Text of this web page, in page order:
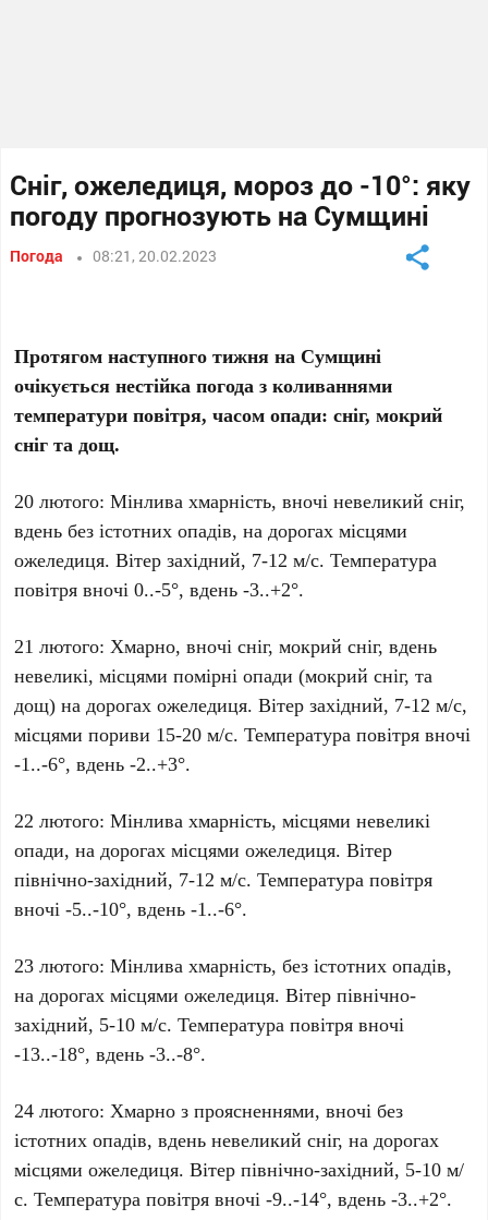
Сніг, ожеледиця, мороз до -10°: яку
погоду прогнозують на Сумщині
Погода 08:21, 20.02.2023
Протягом наступного тижня на Сумщині
очікується нестійка погода з коливаннями
температури повітря, часом опади: сніг, мокрий
сніг та дощ.
20 лютого: Мінлива хмарність, вночі невеликий сніг,
вдень без істотних опадів, на дорогах місцями
ожеледиця. Вітер західний, 7-12 м/с. Температура
повітря вночі 0..-5°, вдень -3..+2°.
21 лютого: Хмарно, вночі сніг, мокрий сніг, вдень
невеликі, місцями помірні опади (мокрий сніг, та
дощ) на дорогах ожеледиця. Вітер західний, 7-12 м/с,
місцями пориви 15-20 м/с. Температура повітря вночі
-1..-6°, вдень -2..+3°.
22 лютого: Мінлива хмарність, місцями невеликі
опади, на дорогах місцями ожеледиця. Вітер
північно-західний, 7-12 м/с. Температура повітря
вночі -5..-10°, вдень -1..-6°.
23 лютого: Мінлива хмарність, без істотних опадів,
на дорогах місцями ожеледиця. Вітер північно-
західний, 5-10 м/с. Температура повітря вночі
-13..-18°, вдень -3..-8°.
24 лютого: Хмарно з проясненнями, вночі без
істотних опадів, вдень невеликий сніг, на дорогах
місцями ожеледиця. Вітер північно-західний, 5-10 м/
с. Температура повітря вночі -9..-14°, вдень -3..+2°.